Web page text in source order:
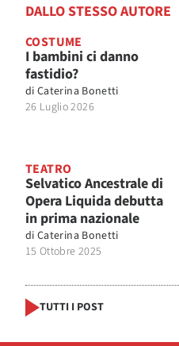
DALLO STESSO AUTORE
COSTUME
I bambini ci danno
fastidio?
di Caterina Bonetti
26 Luglio 2026
TEATRO
Selvatico Ancestrale di
Opera Liquida debutta
in prima nazionale
di Caterina Bonetti
15 Ottobre 2025
TUTTI I POST